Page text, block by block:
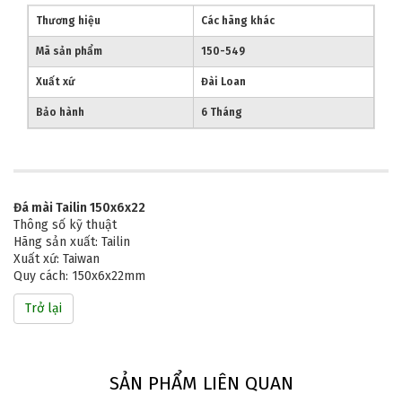
Thương hiệu Các hãng khác
Mã sản phẩm 150-549
Xuất xứ Đài Loan
Bảo hành 6 Tháng
Đá mài Tailin 150x6x22
Thông số kỹ thuật
Hãng sản xuất: Tailin
Xuất xứ: Taiwan
Quy cách: 150x6x22mm
Trở lại
SẢN PHẨM LIÊN QUAN